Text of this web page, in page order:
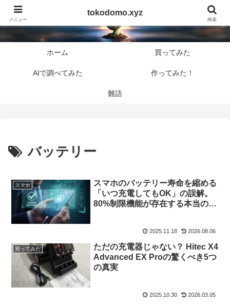
tokodomo.xyz
ホーム 買ってみた
AIで調べてみた 作ってみた！
難語
バッテリー
スマホ
スマホのバッテリー寿命を縮める
「いつ充電してもOK」の誤解。
80%制限機能が存在する本当の理
2025.11.18 2026.08.06
買ってみた
ただの充電器じゃない？ Hitec X4
Advanced EX Proの驚くべき5つ
の真実
2025.10.30 2026.03.05
メニュー
tokodomo.xyz
検索